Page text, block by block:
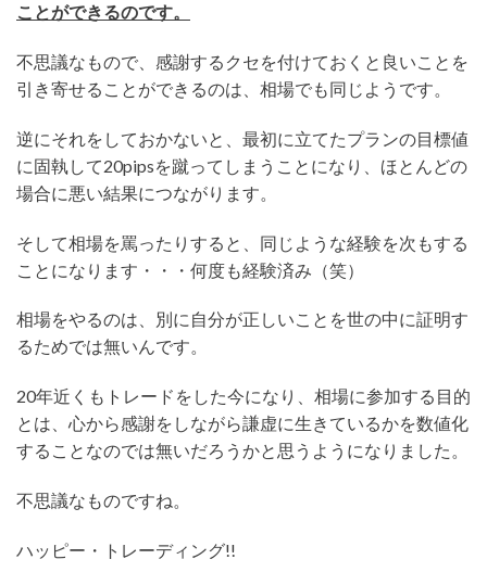
ことができるのです。
不思議なもので、感謝するクセを付けておくと良いことを
引き寄せることができるのは、相場でも同じようです。
逆にそれをしておかないと、最初に立てたプランの目標値
に固執して20pipsを蹴ってしまうことになり、ほとんどの
場合に悪い結果につながります。
そして相場を罵ったりすると、同じような経験を次もする
ことになります・・・何度も経験済み（笑）
相場をやるのは、別に自分が正しいことを世の中に証明す
るためでは無いんです。
20年近くもトレードをした今になり、相場に参加する目的
とは、心から感謝をしながら謙虚に生きているかを数値化
することなのでは無いだろうかと思うようになりました。
不思議なものですね。
ハッピー・トレーディング!!